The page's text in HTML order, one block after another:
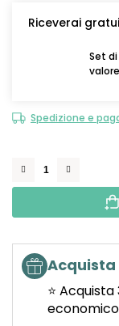
Riceverai
Set
Spedizione e
Acquista
⭐
economico